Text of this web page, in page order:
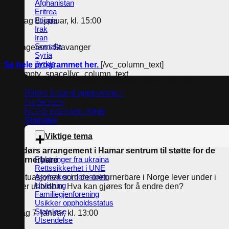
Afghanistan
Eritrea
Etiopia
Irak
Iran
Somalia
Syria
Tyrkia
Rikets tilstand oppsummert
Hederspris
NOAS rettshjelp virker
Statistikk
Viktige tema
Flyktninger fra ukraina
Rettssikkerhet i UNE
Asylsaker i domstolen
Utvisning
Familiegjenforening
Usikker oppholdsstatus
Statsløse
Utsendelse
Søndag 8. januar, kl. 15:00
Arneageren i Stavanger
Se hele programmet her. [/vc_column_text]
[vc_empty_space][vc_column_text
!important;padding-right: 20px !important;padding-bottom:
20px !important;padding-left: 20px !important;background-
color: #f6f6f6 !important;}”]
Hamar
Utendørs arrangement i Hamar sentrum til støtte for de
ureturnerbare
Livssituasjonen som de ureturnerbare i Norge lever under i
dag, er uholdbar. Hva kan gjøres for å endre den?
Lørdag 7. januar, kl. 13:00